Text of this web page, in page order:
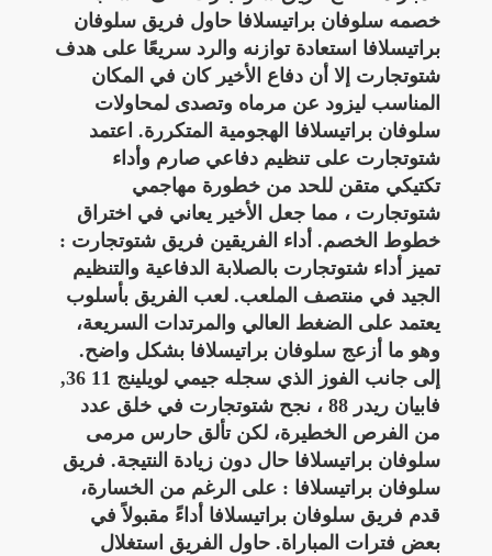
خصمه سلوفان براتيسلافا حاول فريق سلوفان
براتيسلافا استعادة توازنه والرد سريعًا على هدف
شتوتجارت إلا أن دفاع الأخير كان في المكان
المناسب ليزود عن مرماه وتصدى لمحاولات
سلوفان براتيسلافا الهجومية المتكررة. اعتمد
شتوتجارت على تنظيم دفاعي صارم وأداء
تكتيكي متقن للحد من خطورة مهاجمي
شتوتجارت ، مما جعل الأخير يعاني في اختراق
خطوط الخصم. أداء الفريقين فريق شتوتجارت :
تميز أداء شتوتجارت بالصلابة الدفاعية والتنظيم
الجيد في منتصف الملعب. لعب الفريق بأسلوب
يعتمد على الضغط العالي والمرتدات السريعة،
وهو ما أزعج سلوفان براتيسلافا بشكل واضح.
إلى جانب الفوز الذي سجله جيمي لويلينج 11 36,
فابيان ريدر 88 ، نجح شتوتجارت في خلق عدد
من الفرص الخطيرة، لكن تألق حارس مرمى
سلوفان براتيسلافا حال دون زيادة النتيجة. فريق
سلوفان براتيسلافا : على الرغم من الخسارة،
قدم فريق سلوفان براتيسلافا أداءً مقبولاً في
بعض فترات المباراة. حاول الفريق استغلال